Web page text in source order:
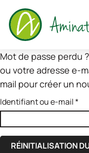
Mot de passe perdu
ou votre adresse e-
mail pour créer un
Identifiant ou e-mail*
RÉINITIALISATION